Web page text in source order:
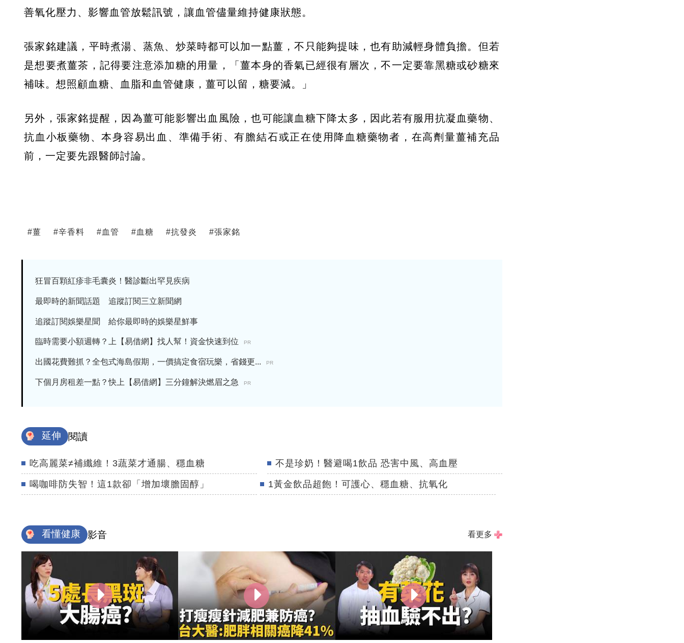
善氧化壓力、影響血管放鬆訊號，讓血管儘量維持健康狀態。
張家銘建議，平時煮湯、蒸魚、炒菜時都可以加一點薑，不只能夠提味，也有助減輕身體負擔。但若
是想要煮薑茶，記得要注意添加糖的用量，「薑本身的香氣已經很有層次，不一定要靠黑糖或砂糖來
補味。想照顧血糖、血脂和血管健康，薑可以留，糖要減。」
另外，張家銘提醒，因為薑可能影響出血風險，也可能讓血糖下降太多，因此若有服用抗凝血藥物、
抗血小板藥物、本身容易出血、準備手術、有膽結石或正在使用降血糖藥物者，在高劑量薑補充品
前，一定要先跟醫師討論。
#薑 #辛香料 #血管 #血糖 #抗發炎 #張家銘
狂冒百顆紅疹非毛囊炎！醫診斷出罕見疾病
最即時的新聞話題 追蹤訂閱三立新聞網
追蹤訂閱娛樂星聞 給你最即時的娛樂星鮮事
臨時需要小額週轉？上【易借網】找人幫！資金快速到位 PR
出國花費難抓？全包式海島假期，一價搞定食宿玩樂，省錢更... PR
下個月房租差一點？快上【易借網】三分鐘解決燃眉之急 PR
延伸 閱讀
吃高麗菜≠補纖維！3蔬菜才通腸、穩血糖 不是珍奶！醫避喝1飲品 恐害中風、高血壓
喝咖啡防失智！這1款卻「增加壞膽固醇」 1黃金飲品超飽！可護心、穩血糖、抗氧化
看懂健康 影音 看更多